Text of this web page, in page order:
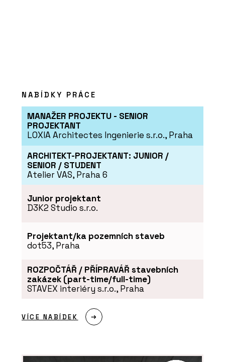
NABÍDKY PRÁCE
MANAŽER PROJEKTU - SENIOR
PROJEKTANT
LOXIA Architectes Ingenierie s.r.o., Praha
ARCHITEKT-PROJEKTANT: JUNIOR /
SENIOR / STUDENT
Atelier VAS, Praha 6
Junior projektant
D3K2 Studio s.r.o.
Projektant/ka pozemních staveb
dot53, Praha
ROZPOČTÁŘ / PŘÍPRAVÁŘ stavebních
zakázek (part-time/full-time)
STAVEX interiéry s.r.o., Praha
VÍCE NABÍDEK